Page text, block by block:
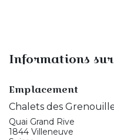
Informations
Emplacement
Chalets des
Quai Grand Rive
1844 Villeneuve